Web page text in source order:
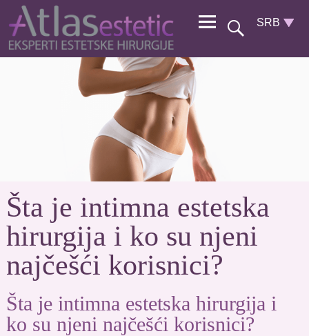
Šta je intimna estetska
hirurgija i ko su njeni
najčešći korisnici?
Šta je intimna estetska hirurgija i
ko su njeni najčešći korisnici?